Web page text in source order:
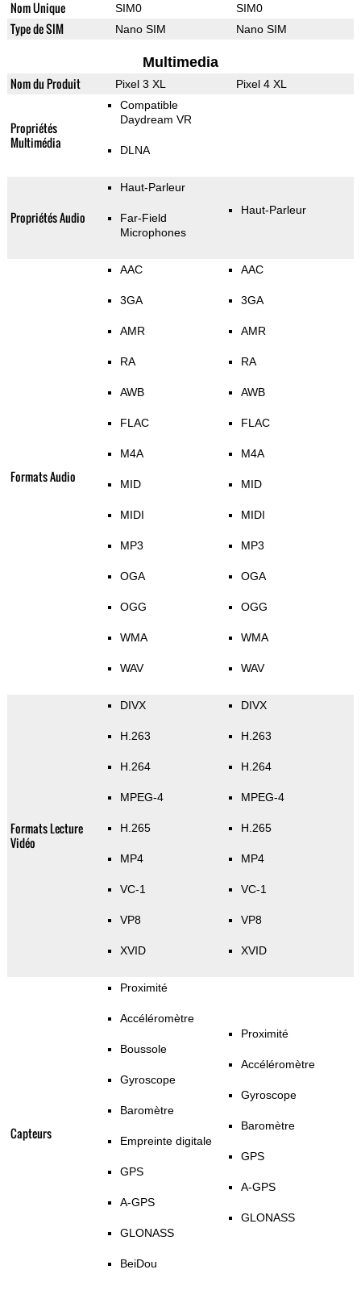
Nom Unique SIM0 SIM0
Type de SIM Nano SIM Nano SIM
Multimedia
Nom du Produit Pixel 3 XL Pixel 4 XL
Propriétés
Multimédia
Compatible
Daydream VR
DLNA
Propriétés Audio
Haut-Parleur
Far-Field
Microphones
Haut-Parleur
Formats Audio
AAC
3GA
AMR
RA
AWB
FLAC
M4A
MID
MIDI
MP3
OGA
OGG
WMA
WAV
AAC
3GA
AMR
RA
AWB
FLAC
M4A
MID
MIDI
MP3
OGA
OGG
WMA
WAV
Formats Lecture
Vidéo
DIVX
H.263
H.264
MPEG-4
H.265
MP4
VC-1
VP8
XVID
DIVX
H.263
H.264
MPEG-4
H.265
MP4
VC-1
VP8
XVID
Capteurs
Proximité
Accéléromètre
Boussole
Gyroscope
Baromètre
Empreinte digitale
GPS
A-GPS
GLONASS
BeiDou
Proximité
Accéléromètre
Gyroscope
Baromètre
GPS
A-GPS
GLONASS